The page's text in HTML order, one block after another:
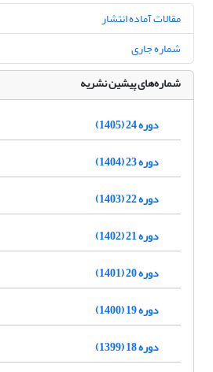
مقالات آماده انتشار
شماره جاری
شماره‌های پیشین نشریه
دوره 24 (1405)
دوره 23 (1404)
دوره 22 (1403)
دوره 21 (1402)
دوره 20 (1401)
دوره 19 (1400)
دوره 18 (1399)